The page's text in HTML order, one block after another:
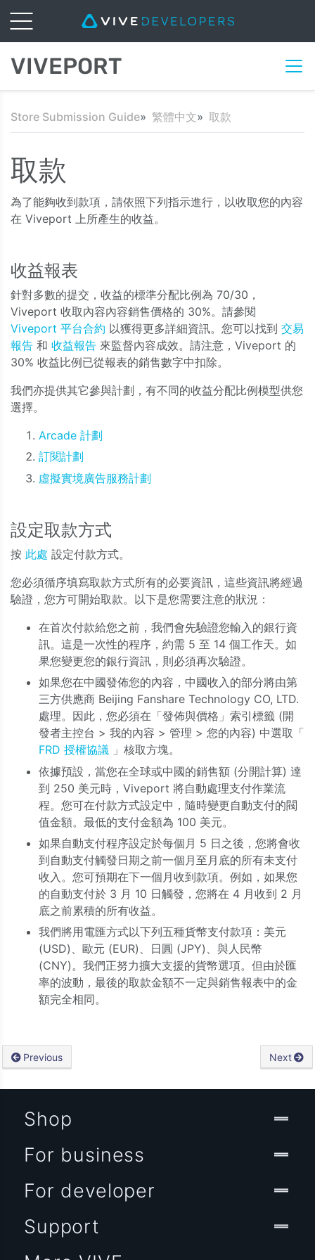
VIVEPORT
Store Submission Guide 繁體中文 取款
取款
為了能夠收到款項，請依照下列指示進行，以收取您的內容
在 Viveport 上所產生的收益。
收益報表
針對多數的提交，收益的標準分配比例為 70/30，
Viveport 收取內容內容銷售價格的 30%。請參閱
Viveport 平台合約 以獲得更多詳細資訊。您可以找到 交易
報告 和 收益報告 來監督內容成效。請注意，Viveport 的
30% 收益比例已從報表的銷售數字中扣除。
我們亦提供其它參與計劃，有不同的收益分配比例模型供您
選擇。
Arcade 計劃
訂閱計劃
虛擬實境廣告服務計劃
設定取款方式
按 此處 設定付款方式。
您必須循序填寫取款方式所有的必要資訊，這些資訊將經過
驗證，您方可開始取款。以下是您需要注意的狀況：
在首次付款給您之前，我們會先驗證您輸入的銀行資
訊。這是一次性的程序，約需 5 至 14 個工作天。如
果您變更您的銀行資訊，則必須再次驗證。
如果您在中國發佈您的內容，中國收入的部分將由第
三方供應商 Beijing Fanshare Technology CO, LTD.
處理。因此，您必須在「發佈與價格」索引標籤 (開
發者主控台 > 我的內容 > 管理 > 您的內容) 中選取「
FRD 授權協議 」核取方塊。
依據預設，當您在全球或中國的銷售額 (分開計算) 達
到 250 美元時，Viveport 將自動處理支付作業流
程。您可在付款方式設定中，隨時變更自動支付的閥
值金額。最低的支付金額為 100 美元。
如果自動支付程序設定於每個月 5 日之後，您將會收
到自動支付觸發日期之前一個月至月底的所有未支付
收入。您可預期在下一個月收到款項。例如，如果您
的自動支付於 3 月 10 日觸發，您將在 4 月收到 2 月
底之前累積的所有收益。
我們將用電匯方式以下列五種貨幣支付款項：美元
(USD)、歐元 (EUR)、日圓 (JPY)、與人民幣
(CNY)。我們正努力擴大支援的貨幣選項。但由於匯
率的波動，最後的取款金額不一定與銷售報表中的金
額完全相同。
Previous Next
Shop
For business
For developer
Support